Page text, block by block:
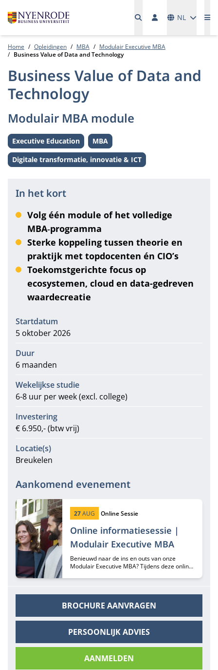
NL
Home Opleidingen MBA
Modulair Executive MBA
Business Value of Data and Technology
Business Value of Data and
Technology
Modulair MBA module
Level:
Executive Education Level:
MBA
Thema:
Digitale transformatie, innovatie & ICT
In het kort
Volg één module of het volledige
MBA‑programma
Sterke koppeling tussen theorie en
praktijk met topdocenten én CIO’s
Toekomstgerichte focus op
ecosystemen, cloud en data-gedreven
waardecreatie
Informatie
Startdatum
5 oktober 2026
Duur
6 maanden
Wekelijkse studie
6-8 uur per week (excl. college)
Investering
€ 6.950,- (btw vrij)
Locatie(s)
Breukelen
Aankomend evenement
Online informatiesessie |
Modulair Executive MBA
Startdatum:
27AUG Type:
Online Sessie
Benieuwd naar de ins en outs van onze
Modulair Executive MBA? Tijdens deze online
BROCHURE AANVRAGEN
PERSOONLIJK ADVIES
AANMELDEN